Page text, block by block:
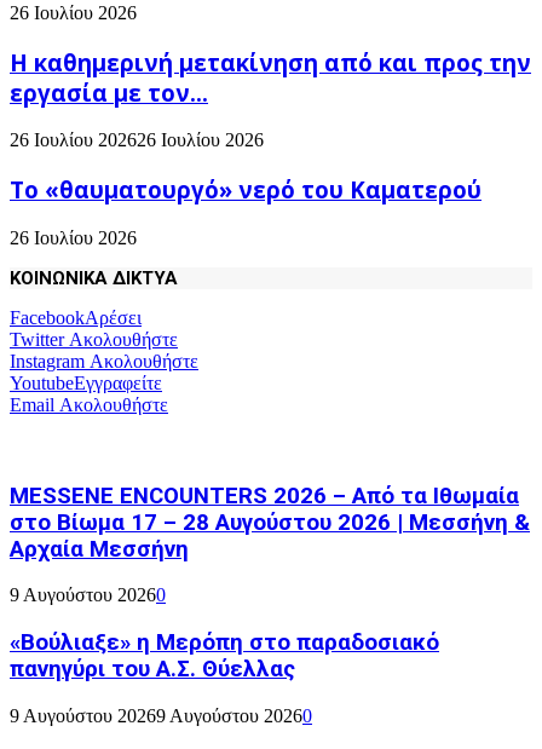
26 Ιουλίου 2026
H καθημερινή μετακίνηση από και προς την
εργασία με τον...
26 Ιουλίου 202626 Ιουλίου 2026
Το «θαυματουργό» νερό του Καματερού
26 Ιουλίου 2026
ΚΟΙΝΩΝΙΚΑ ΔΙΚΤΥΑ
FacebookΑρέσει
TwitterΑκολουθήστε
Instagram Ακολουθήστε
YoutubeΕγγραφείτε
Email Ακολουθήστε
MESSENE ENCOUNTERS 2026 – Από τα Ιθωμαία
στο Βίωμα 17 – 28 Αυγούστου 2026 | Μεσσήνη &
Αρχαία Μεσσήνη
9 Αυγούστου 20260
«Βούλιαξε» η Μερόπη στο παραδοσιακό
πανηγύρι του Α.Σ. Θύελλας
9 Αυγούστου 20269 Αυγούστου 20260